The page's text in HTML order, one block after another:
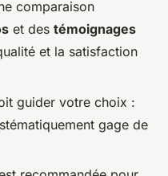
comparaison
et des témoignages
et la satisfaction
guider votre choix :
gage de